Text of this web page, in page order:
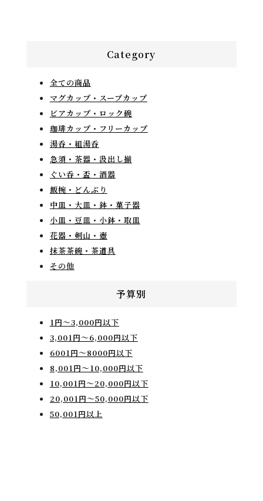
Category
全ての商品
マグカップ・スープカップ
ビアカップ・ロック碗
珈琲カップ・フリーカップ
湯呑・組湯呑
急須・茶器・汲出し揃
ぐい呑・盃・酒器
飯椀・どんぶり
中皿・大皿・鉢・菓子器
小皿・豆皿・小鉢・取皿
花器・剣山・壺
抹茶茶碗・茶道具
その他
予算別
1円〜3,000円以下
3,001円〜6,000円以下
6001円～8000円以下
8,001円〜10,000円以下
10,001円〜20,000円以下
20,001円〜50,000円以下
50,001円以上